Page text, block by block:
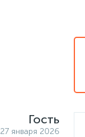
Гость
27 января 2026